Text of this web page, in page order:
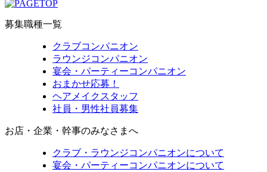
募集職種一覧
クラブコンパニオン
ラウンジコンパニオン
宴会・パーティーコンパニオン
おまかせ応募！
ヘアメイクスタッフ
社員・男性社員募集
お店・企業・幹事のみなさまへ
クラブ・ラウンジコンパニオンについて
宴会・パーティーコンパニオンについて